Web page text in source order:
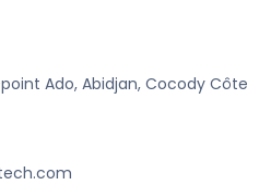
Ado, Abidjan, Cocody Côte